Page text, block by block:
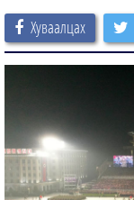
Хуваалцах